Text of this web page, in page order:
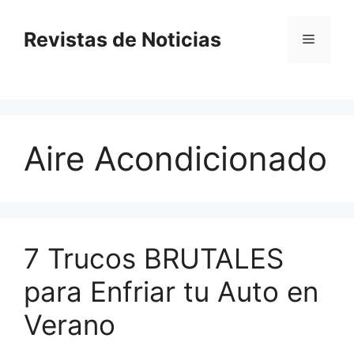
contenido
Revistas de Noticias Menú
Aire Acondicionado
7 Trucos BRUTALES
para Enfriar tu Auto en
Verano